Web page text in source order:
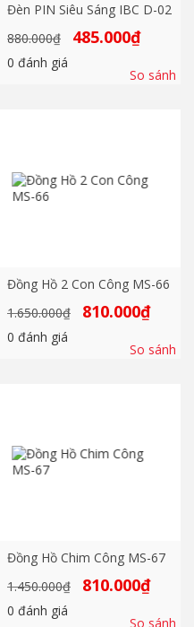
Đèn PIN Siêu Sáng IBC D-02
880.000₫
Giá
gốc
485.000₫Giá
là:
0 đánh giá
So sánh
Đồng Hồ 2 Con Công MS-66
1.650.000₫
Giá
gốc
1.650.000₫.
810.000₫Giá
là:
0 đánh giá
So sánh
Đồng Hồ Chim Công MS-67
1.450.000₫
Giá
gốc
1.450.000₫.
810.000₫Giá
là:
0 đánh giá
So sánh